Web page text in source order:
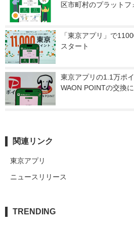
区市町村のプラットフ
「東京アプリ」で
スタート
東京アプリの1.1万ポ
WAON POINTの交換
関連リンク
東京アプリ
ニュースリリース
TRENDING